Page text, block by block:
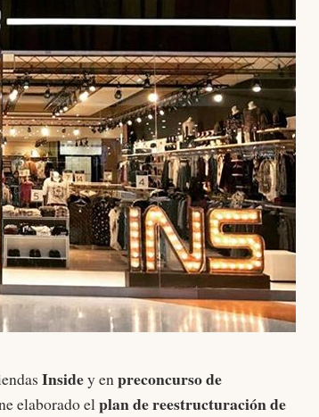
Insidey enpreconcurso de
elaborado elplan de reestructuración de